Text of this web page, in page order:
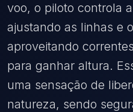
voo, o piloto controla
ajustando as linhas e
aproveitando
para ganhar altura.
uma sensação de
natureza, sendo